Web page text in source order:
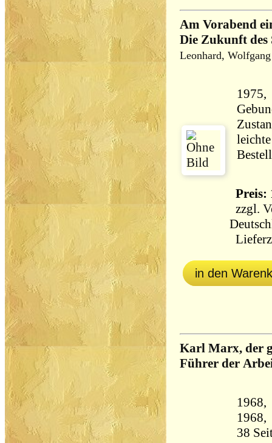
Am Vorabend
Die Zukunft des
Leonhard, Wolfgang
1975,
Preis:
zzgl.
in den
Karl Marx, der
Führer der
1968,